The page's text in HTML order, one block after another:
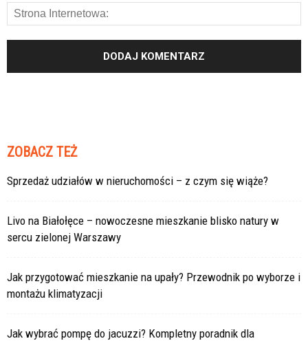
ZOBACZ TEŻ
Sprzedaż udziałów w nieruchomości – z czym się wiąże?
Livo na Białołęce – nowoczesne mieszkanie blisko natury w
sercu zielonej Warszawy
Jak przygotować mieszkanie na upały? Przewodnik po wyborze i
montażu klimatyzacji
Jak wybrać pompę do jacuzzi? Kompletny poradnik dla